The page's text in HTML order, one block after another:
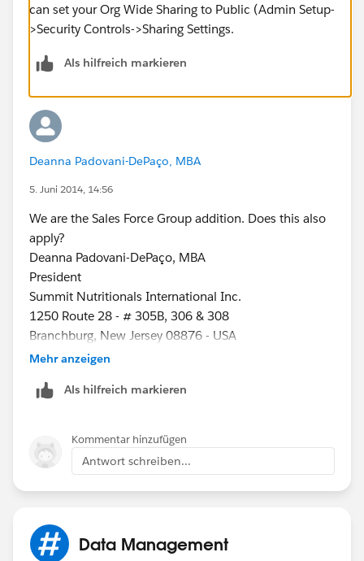
can set your Org Wide Sharing to Public (Admin Setup-
>Security Controls->Sharing Settings.
Als hilfreich markieren
Deanna Padovani-DePaço, MBA
5. Juni 2014, 14:56
We are the Sales Force Group addition. Does this also
apply?
Deanna Padovani-DePaço, MBA
President
Summit Nutritionals International Inc.
1250 Route 28 - # 305B, 306 & 308
Branchburg, New Jersey 08876 - USA
Tel: 1-908-252-0090
Cel: 1-908-872-9439
Sent from
dpd@summitnutritionals.comVerizon Wireless
BlackBerry
Mehr anzeigen
Als hilfreich markieren
Kommentar hinzufügen
Antwort schreiben...
Data Management